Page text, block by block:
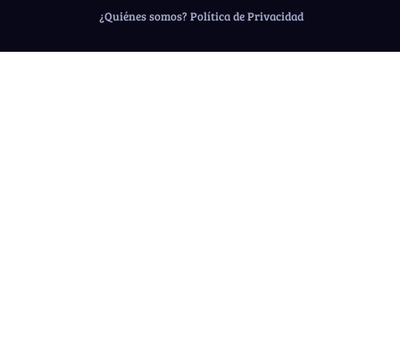
¿Quiénes somos? Política de Privacidad